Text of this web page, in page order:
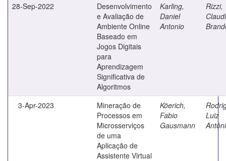
28-Sep-2022
Desenvolvimento
e Avaliação de
Ambiente Online
Baseado em
Jogos Digitais
para
Aprendizagem
Significativa de
Algoritmos
Karling,
Daniel
Antonio
Rizzi,
3-Apr-2023
Mineração de
Processos em
Microsserviços
de uma
Aplicação de
Assistente Virtual
Köerich,
Fabio
Gausmann
Luiz